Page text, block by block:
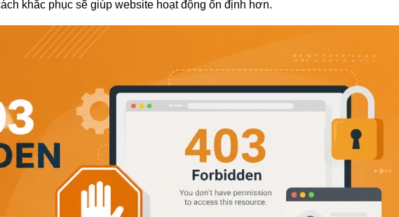
khắc phục sẽ giúp website hoạt động ổn định hơn.